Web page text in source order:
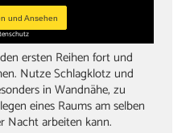
und Ansehen
ersten Reihen fort und
Nutze Schlagklotz und
in Wandnähe, zu
eines Raums am selben
Nacht arbeiten kann.